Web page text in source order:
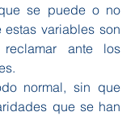
se puede o no
estas variables son
ante los
que se han